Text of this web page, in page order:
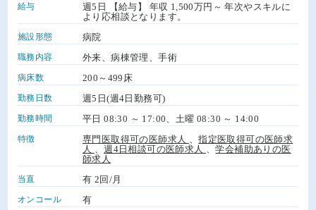
給与
週5日 【給与】 年収 1,500万円～ 年次やスキルに
より応相談となります。
施設形態 病院
職務内容 外来、病棟管理、手術
病床数 200～499床
勤務日数 週5日(週4日勤務可)
勤務時間 平日 08:30 ～ 17:00、土曜 08:30 ～ 14:00
特徴 専門医取得可の医師求人 、指定医取得可の医師求
人
、週4日相談可の医師求人 、学会補助ありの医
師求人
当直 有 2回/月
オンコール 有